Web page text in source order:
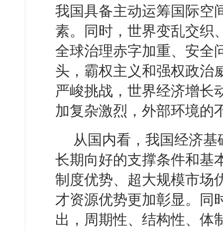
我国具备主动运筹国际空
素。同时，世界变乱交织
全球治理赤字加重、安全
头，霸权主义和强权政治
严峻挑战，世界经济增长
加复杂激烈，外部环境的
从国内看，我国经济
长期向好的支撑条件和基
制度优势、超大规模市场
才资源优势更加彰显。同
出，周期性、结构性、体